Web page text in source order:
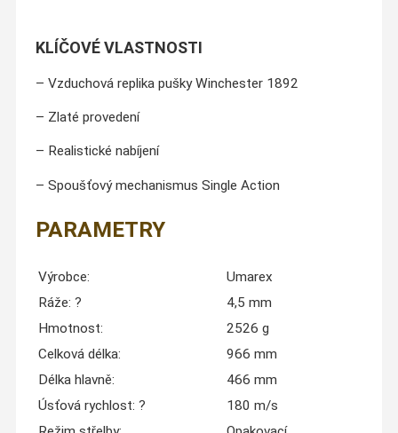
KLÍČOVÉ VLASTNOSTI
– Vzduchová replika pušky Winchester 1892
– Zlaté provedení
– Realistické nabíjení
– Spoušťový mechanismus Single Action
PARAMETRY
Výrobce:
Umarex
Ráže: ?
4,5 mm
Hmotnost:
2526 g
Celková délka:
966 mm
Délka hlavně:
466 mm
Úsťová rychlost: ?
180 m/s